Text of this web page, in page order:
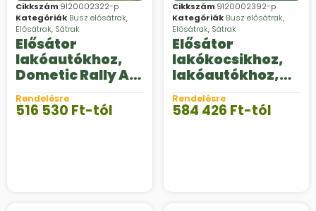
Cikkszám 9120002322-p
Kategóriák Busz elősátrak,
Elősátrak, Sátrak
Elősátor
lakóautókhoz,
Dometic Rally Air
Tour M
Rendelésre
516 530 Ft-tól
Cikkszám 9120002392-p
Kategóriák Busz elősátrak,
Elősátrak, Sátrak
Elősátor
lakókocsikhoz,
lakóautókhoz,
Dometic Rally Air
Stay
Rendelésre
584 426 Ft-tól